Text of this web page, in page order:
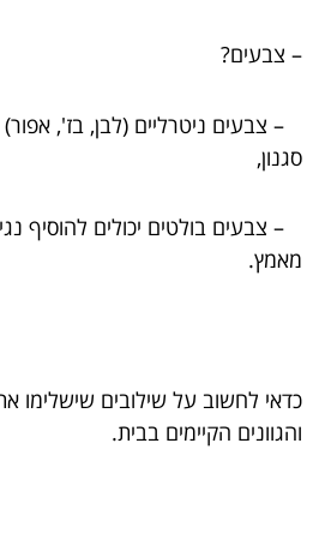
– צבעים?
– צבעים ניטרליים (לבן, בז',
סגנון,
– צבעים בולטים יכולים להוסיף
מאמץ.
כדאי לחשוב על שילובים שישלימו
והגוונים הקיימים בבית.